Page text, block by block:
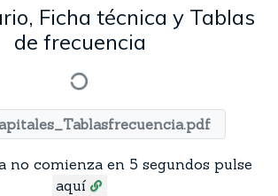
Ficha técnica y Tablas
de frecuencia
no comienza en 5 segundos pulse
aquí